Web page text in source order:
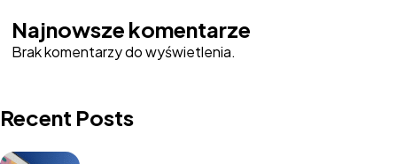
Najnowsze komentarze
Brak komentarzy do wyświetlenia.
Recent Posts